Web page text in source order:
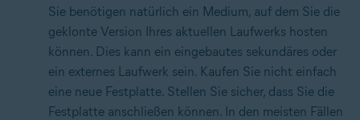
Sie benötigen natürlich ein Medium, auf dem Sie die
geklonte Version Ihres aktuellen Laufwerks hosten
können. Dies kann ein eingebautes sekundäres oder
ein externes Laufwerk sein. Kaufen Sie nicht einfach
eine neue Festplatte. Stellen Sie sicher, dass Sie die
Festplatte anschließen können. In den meisten Fällen